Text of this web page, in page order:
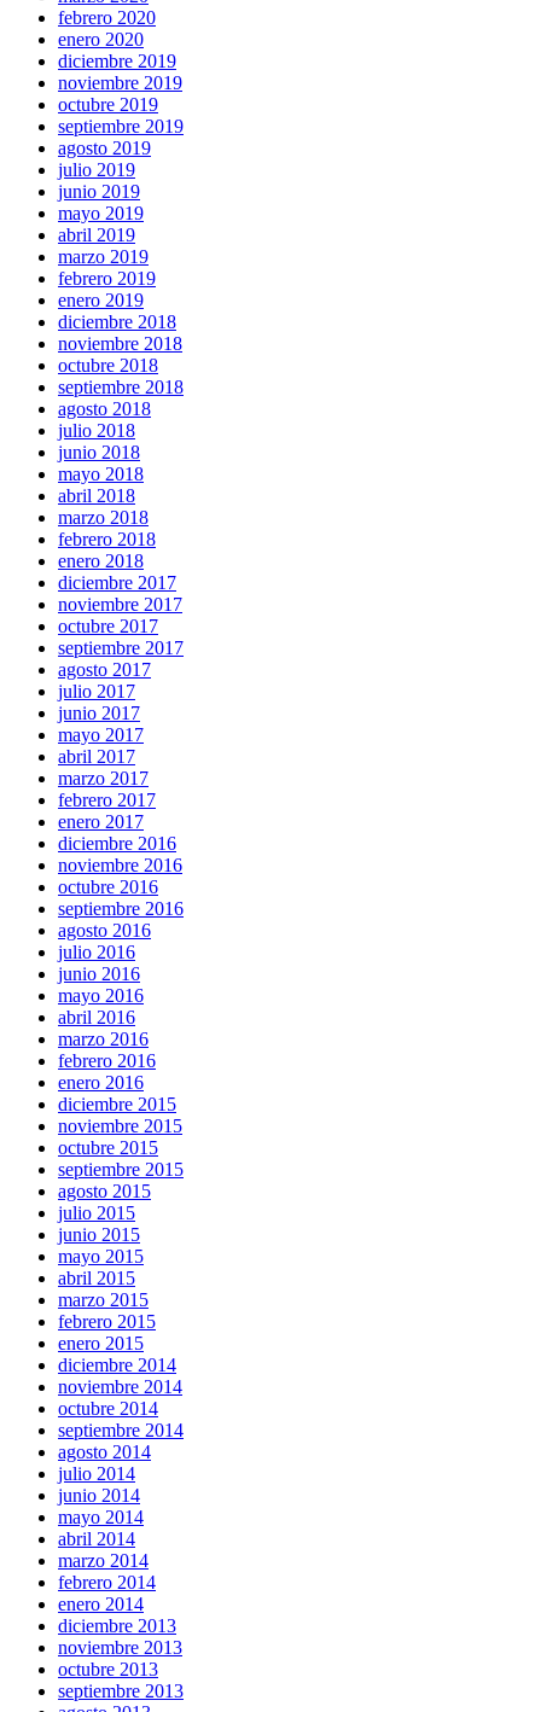
febrero 2020
enero 2020
diciembre 2019
noviembre 2019
octubre 2019
septiembre 2019
agosto 2019
julio 2019
junio 2019
mayo 2019
abril 2019
marzo 2019
febrero 2019
enero 2019
diciembre 2018
noviembre 2018
octubre 2018
septiembre 2018
agosto 2018
julio 2018
junio 2018
mayo 2018
abril 2018
marzo 2018
febrero 2018
enero 2018
diciembre 2017
noviembre 2017
octubre 2017
septiembre 2017
agosto 2017
julio 2017
junio 2017
mayo 2017
abril 2017
marzo 2017
febrero 2017
enero 2017
diciembre 2016
noviembre 2016
octubre 2016
septiembre 2016
agosto 2016
julio 2016
junio 2016
mayo 2016
abril 2016
marzo 2016
febrero 2016
enero 2016
diciembre 2015
noviembre 2015
octubre 2015
septiembre 2015
agosto 2015
julio 2015
junio 2015
mayo 2015
abril 2015
marzo 2015
febrero 2015
enero 2015
diciembre 2014
noviembre 2014
octubre 2014
septiembre 2014
agosto 2014
julio 2014
junio 2014
mayo 2014
abril 2014
marzo 2014
febrero 2014
enero 2014
diciembre 2013
noviembre 2013
octubre 2013
septiembre 2013